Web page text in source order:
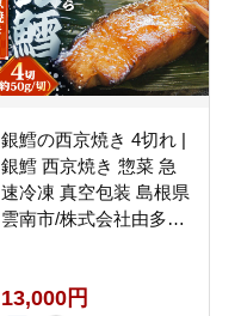
銀鱈の西京焼き 4切れ |
銀鱈 西京焼き 惣菜 急
速冷凍 真空包装 島根県
雲南市/株式会社由多香
13,000円